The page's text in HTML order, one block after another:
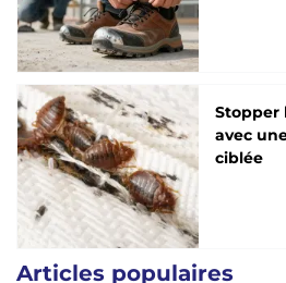
Stopper
avec
ciblée
Articles populaires